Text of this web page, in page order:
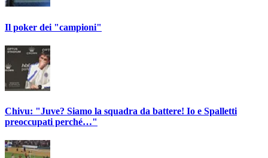
Il poker dei "campioni"
Chivu: "Juve? Siamo la squadra da battere! Io e Spalletti
preoccupati perché…"